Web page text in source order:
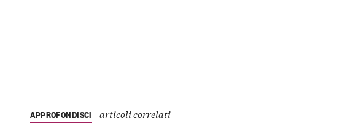
APPROFONDISCI articoli correlati